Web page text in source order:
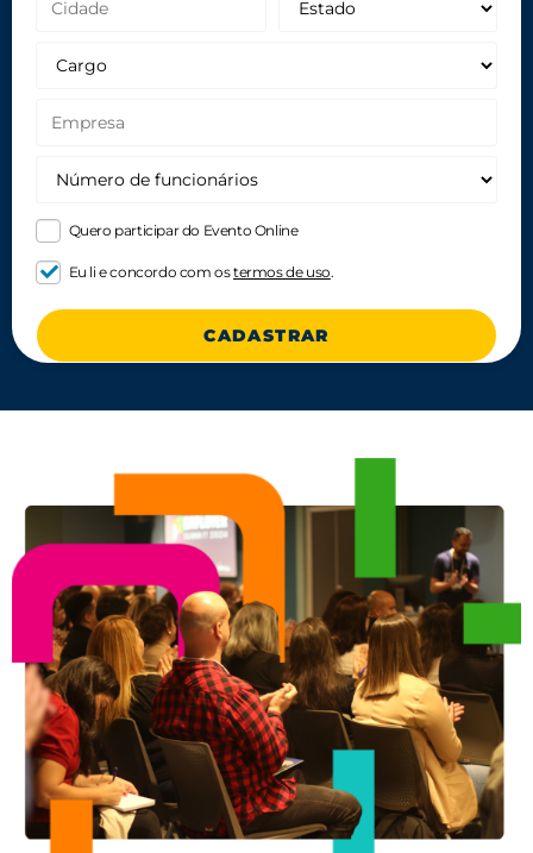
Quero participar do Evento Online
Eu li e concordo com ostermos de uso.